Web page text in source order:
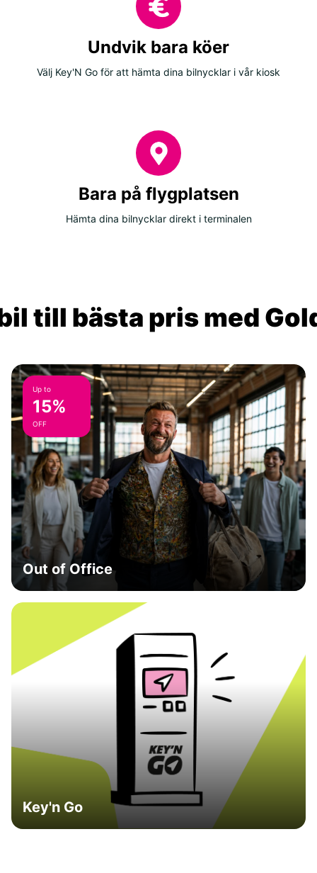
Undvik bara köer
Välj Key'N Go för att hämta dina bilnycklar i vår kiosk
Bara på flygplatsen
Hämta dina bilnycklar direkt i terminalen
till bästa pris med
Up to
15%
OFF
Out of Office
Key'n Go